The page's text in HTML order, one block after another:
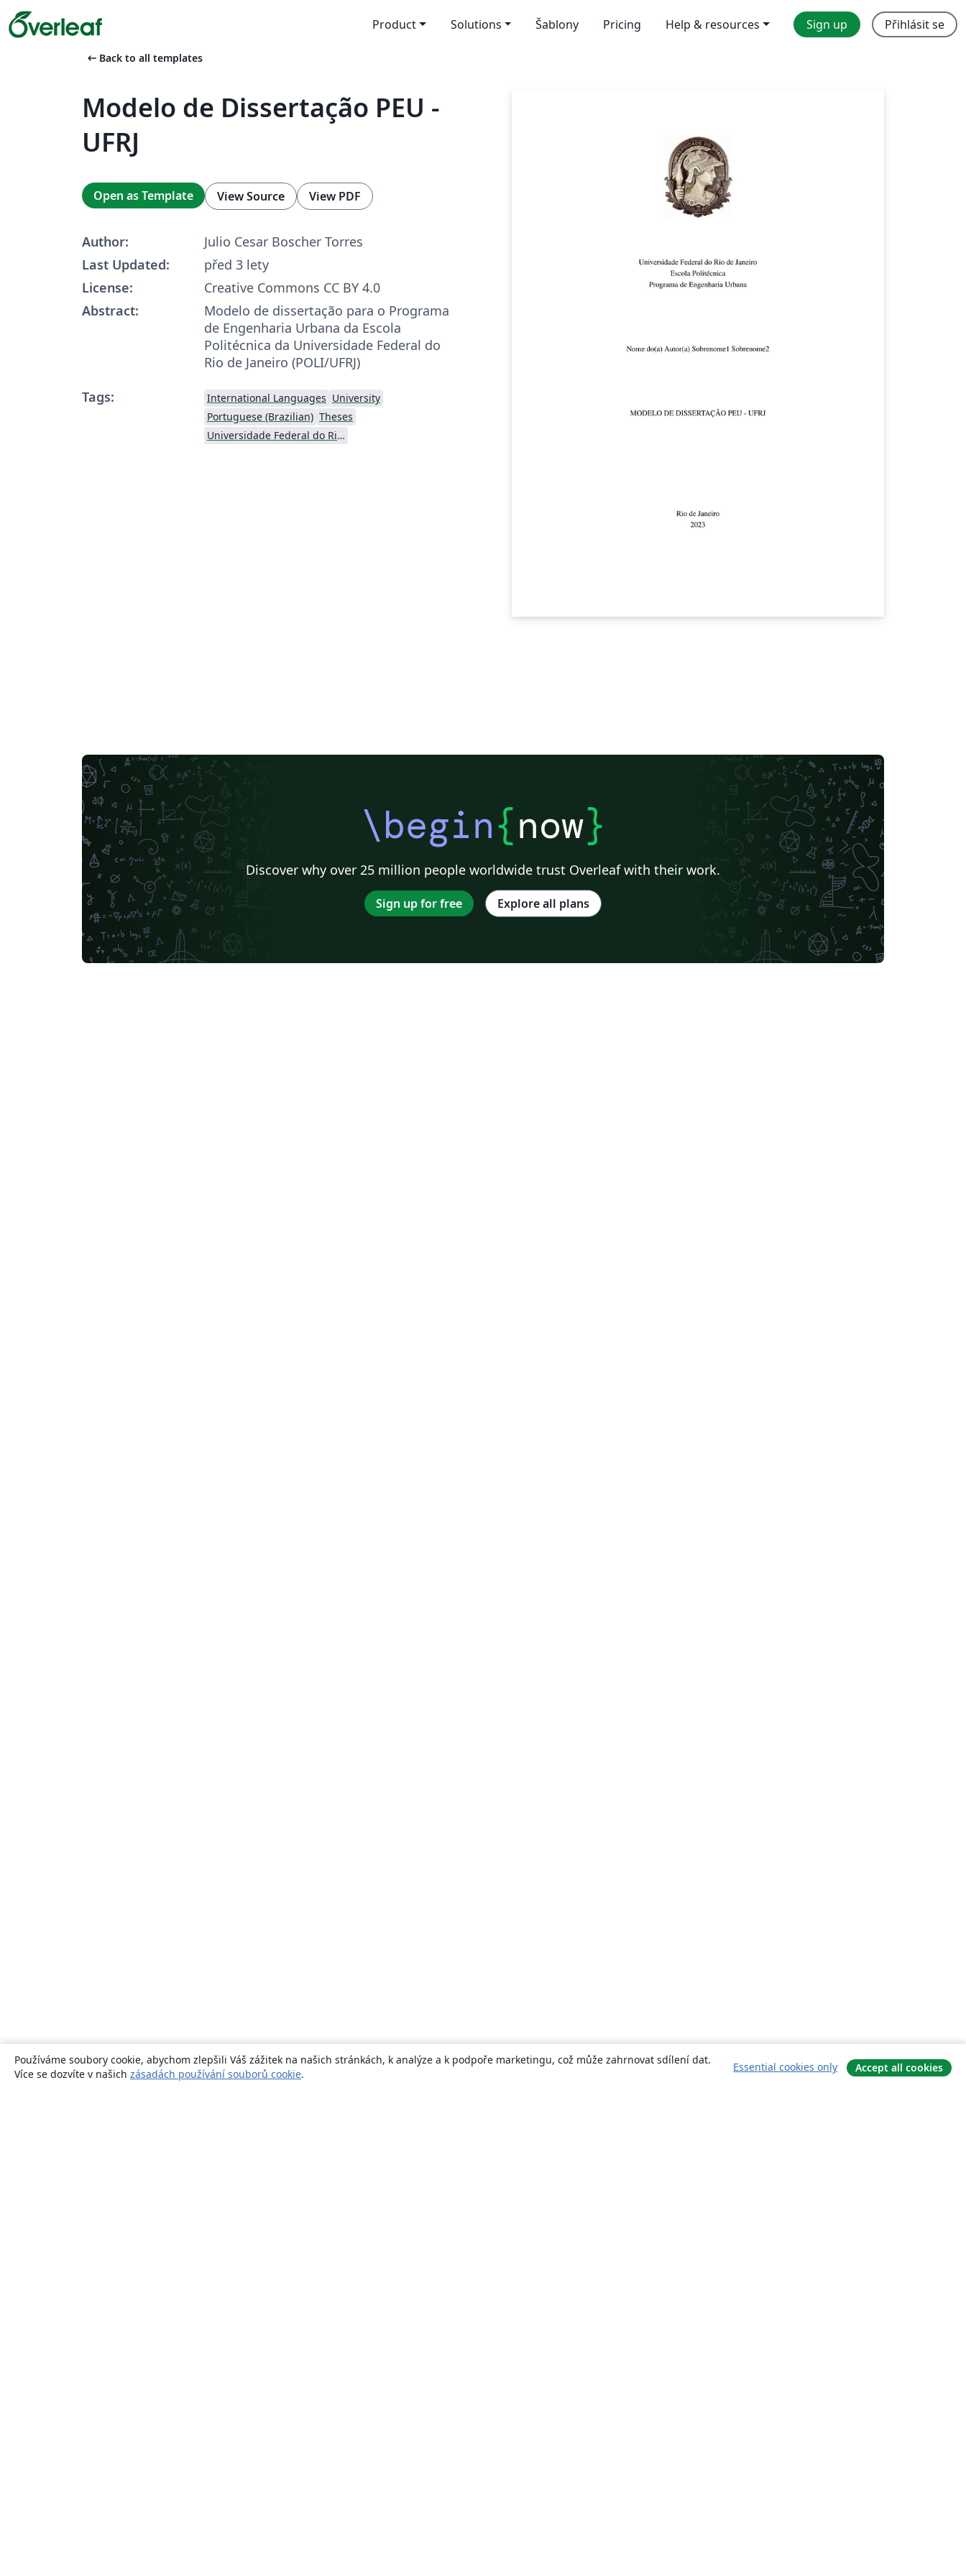
Product Solutions Šablony Pricing Help & resources Sign up Přihlásit se
arrow_left_alt Back to all templates
Modelo de Dissertação PEU -
UFRJ
Open as Template View Source View PDF
Author:
Julio Cesar Boscher Torres
Last Updated:
před 3 lety
License:
Creative Commons CC BY 4.0
Abstract:
Modelo de dissertação para o Programa
de Engenharia Urbana da Escola
Politécnica da Universidade Federal do
Rio de Janeiro (POLI/UFRJ)
Tags:
International Languages University
Portuguese (Brazilian) Theses
Universidade Federal do Rio de Janeiro
\begin{now}
Discover why over 25 million people worldwide trust Overleaf with their work.
Sign up for free Explore all plans
Používáme soubory cookie, abychom zlepšili Váš zážitek na našich stránkách, k analýze a k podpoře marketingu, což může zahrnovat sdílení dat.
Více se dozvíte v našich zásadách používání souborů cookie.
Essential cookies only Accept all cookies